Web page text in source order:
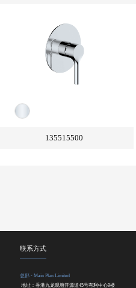
135515500
联系方式
总部 - Main Plan Limited
地址：香港九龙观塘开源道45号有利中心9楼